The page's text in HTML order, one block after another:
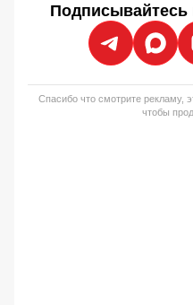
Подписывайтесь
Спасибо что смотрите рекламу,
чтобы